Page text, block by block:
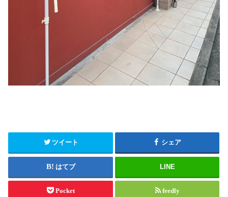
ツイート シェア
はてブ LINE
Pocket feedly